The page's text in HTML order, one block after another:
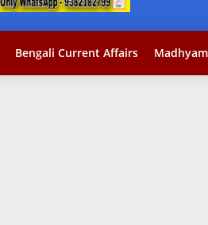
Bengali Current Affairs